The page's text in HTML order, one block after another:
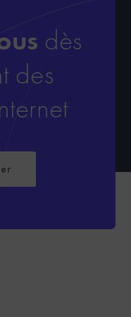
dès
des